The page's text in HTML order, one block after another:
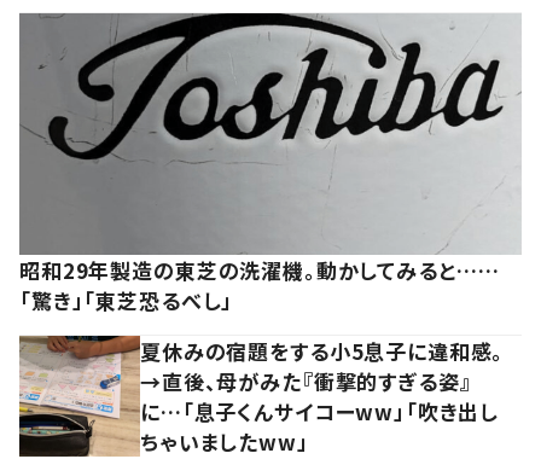
昭和29年製造の東芝の洗濯機。動かしてみると……
「驚き」「東芝恐るべし」
夏休みの宿題をする小5息子に違和感。
→直後、母がみた『衝撃的すぎる姿』
に…「息子くんサイコーww」「吹き出し
ちゃいましたww」